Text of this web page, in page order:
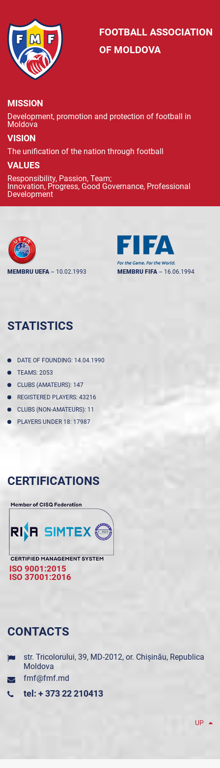
FOOTBALL ASSOCIATION
OF MOLDOVA
MISSION
Development, promotion and protection of football in
Moldova
VISION
The unification of the nation through football
VALUES
Responsibility, Passion, Team;
Innovation, Progress, Good Governance, Professional
Development
MEMBRU UEFA -- 10.02.1993 MEMBRU FIFA -- 16.06.1994
STATISTICS
DATE OF FOUNDING: 14.04.1990
TEAMS: 2053
CLUBS (AMATEURS): 147
REGISTERED PLAYERS: 43216
CLUBS (NON-AMATEURS): 11
PLAYERS UNDER 18: 17987
CERTIFICATIONS
ISO 9001:2015
ISO 37001:2016
CONTACTS
str. Tricolorului, 39, MD-2012, or. Chișinău, Republica
Moldova
fmf@fmf.md
tel: + 373 22 210413
UP